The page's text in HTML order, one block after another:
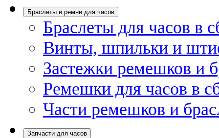
Браслеты и ремни для часов
Браслеты для часов в
Винты, шпильки и
Застежки ремешков и
Ремешки для часов в
Части ремешков и
Запчасти для часов